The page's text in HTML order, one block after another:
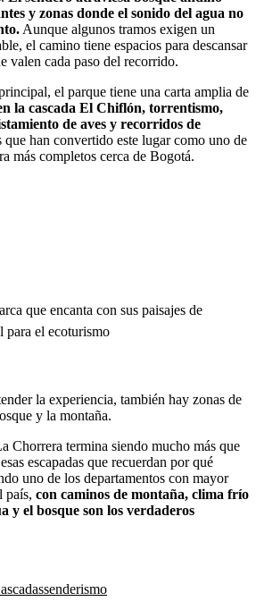
y zonas donde el sonido del agua no
Aunque algunos tramos exigen un
el camino tiene espacios para descansar
valen cada paso del recorrido.
el parque tiene una carta amplia de
la cascada El Chiflón, torrentismo,
de aves y recorridos de
que han convertido este lugar como uno de
más completos cerca de Bogotá.
que encanta con sus paisajes de
para el ecoturismo
la experiencia, también hay zonas de
y la montaña.
Chorrera termina siendo mucho más que
escapadas que recuerdan por qué
uno de los departamentos con mayor
país, con caminos de montaña, clima frío
y el bosque son los verdaderos
senderismo